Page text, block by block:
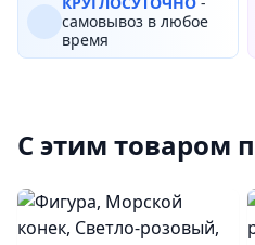
самовывоз в любое
время
С этим товаром